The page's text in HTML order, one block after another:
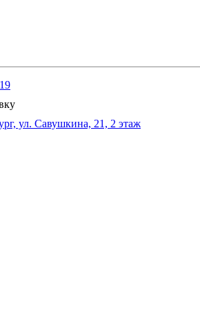
ул. Савушкина, 21, 2 этаж